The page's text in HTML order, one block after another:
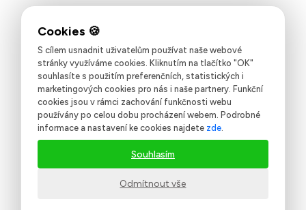
S cílem usnadnit uživatelům používat naše webové
stránky využíváme cookies. Kliknutím na tlačítko "OK"
souhlasíte s použitím preferenčních, statistických i
marketingových cookies pro nás i naše partnery. Funkční
cookies jsou v rámci zachování funkčnosti webu
používány po celou dobu procházení webem. Podrobné
informace a nastavení ke cookies najdete zde.
Odmítnout vše
Souhlasím